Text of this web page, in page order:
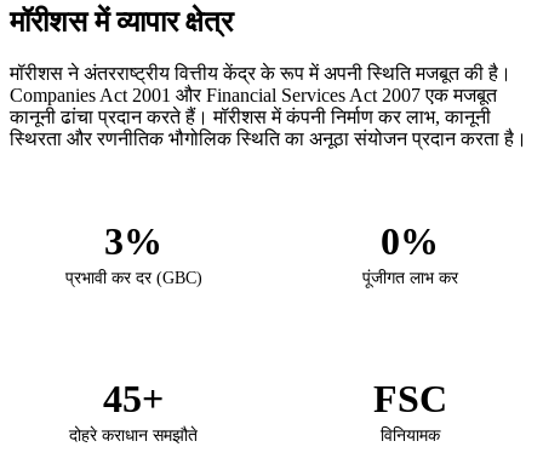
मॉरीशस में व्यापार क्षेत्र
मॉरीशस ने अंतरराष्ट्रीय वित्तीय केंद्र के रूप में अपनी स्थिति मजबूत की है।
Companies Act 2001 और Financial Services Act 2007 एक मजबूत
कानूनी ढांचा प्रदान करते हैं। मॉरीशस में कंपनी निर्माण कर लाभ, कानूनी
स्थिरता और रणनीतिक भौगोलिक स्थिति का अनूठा संयोजन प्रदान करता है।
3%
प्रभावी कर दर (GBC)
0%
पूंजीगत लाभ कर
45+
दोहरे कराधान समझौते
FSC
विनियामक